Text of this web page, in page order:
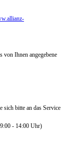
von Ihnen angegebene
sich bitte an das Service
- 14:00 Uhr)